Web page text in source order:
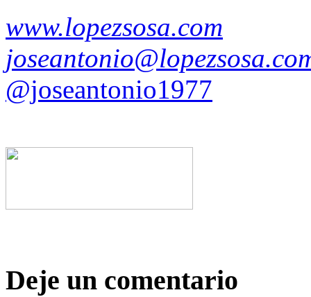
www.lopezsosa.com
@joseantonio1977
Deje un comentario